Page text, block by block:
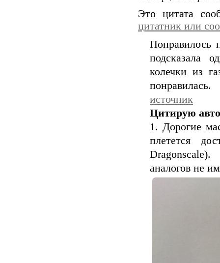
Это цитата
цитатник или
Понравилось
подсказала
колечки из
понравилась.
источник
Цитирую
1. Дорогие
плетется
аналогов не